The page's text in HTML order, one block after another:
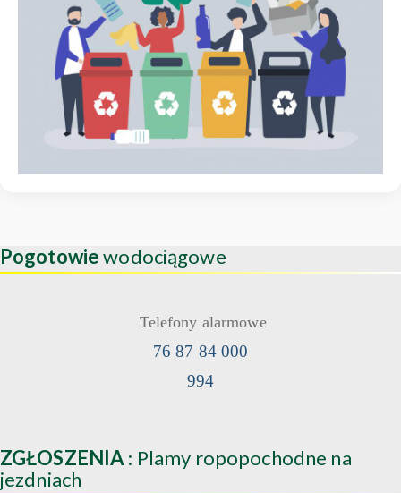
Pogotowiewodociągowe
Telefony alarmowe
76 87 84 000
994
ZGŁOSZENIA : Plamy ropopochodne na
jezdniach